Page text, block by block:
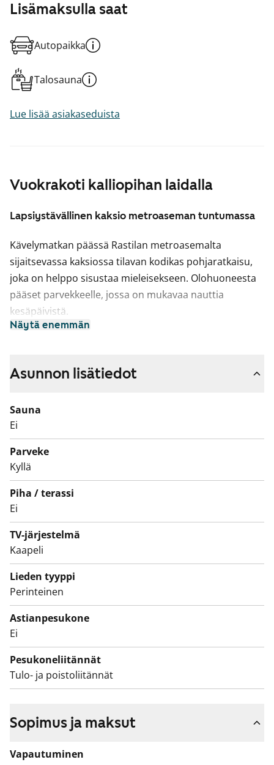
Vuokrakoti kalliopihan laidalla
Lapsiystävällinen kaksio metroaseman tuntumassa
Kävelymatkan päässä Rastilan metroasemalta
sijaitsevassa kaksiossa tilavan kodikas pohjaratkaisu,
joka on helppo sisustaa mieleisekseen. Olohuoneesta
pääset parvekkeelle, jossa on mukavaa nauttia
kesäpäivistä.
välitila on laatoitettu valkoisilla laatoilla. Varustukseen
mahdollista asentaa. Kodinkoneet ovat valkoisia.
Kylpyhuone on kaakeloitu ja siellä on tilavaraus
pyykinpesukoneellesi. Säilytystilaa löytyy
makuuhuoneen ja eteisen kaapeista. Hissi on vain F-
portaassa.
Olisiko tässä uusi elämäsi vuokrakoti? Tulehan
tutustumaan paikan päälle!
Näytä enemmän
Lisämaksulla saat
Autopaikka
Talosauna
Lue lisää asiakaseduista
Asunnon lisätiedot
Sauna
Ei
Parveke
Kyllä
Piha / terassi
Ei
TV-järjestelmä
Kaapeli
Lieden tyyppi
Perinteinen
Astianpesukone
Ei
Pesukoneliitännät
Tulo- ja poistoliitännät
Sopimus ja maksut
Vapautuminen